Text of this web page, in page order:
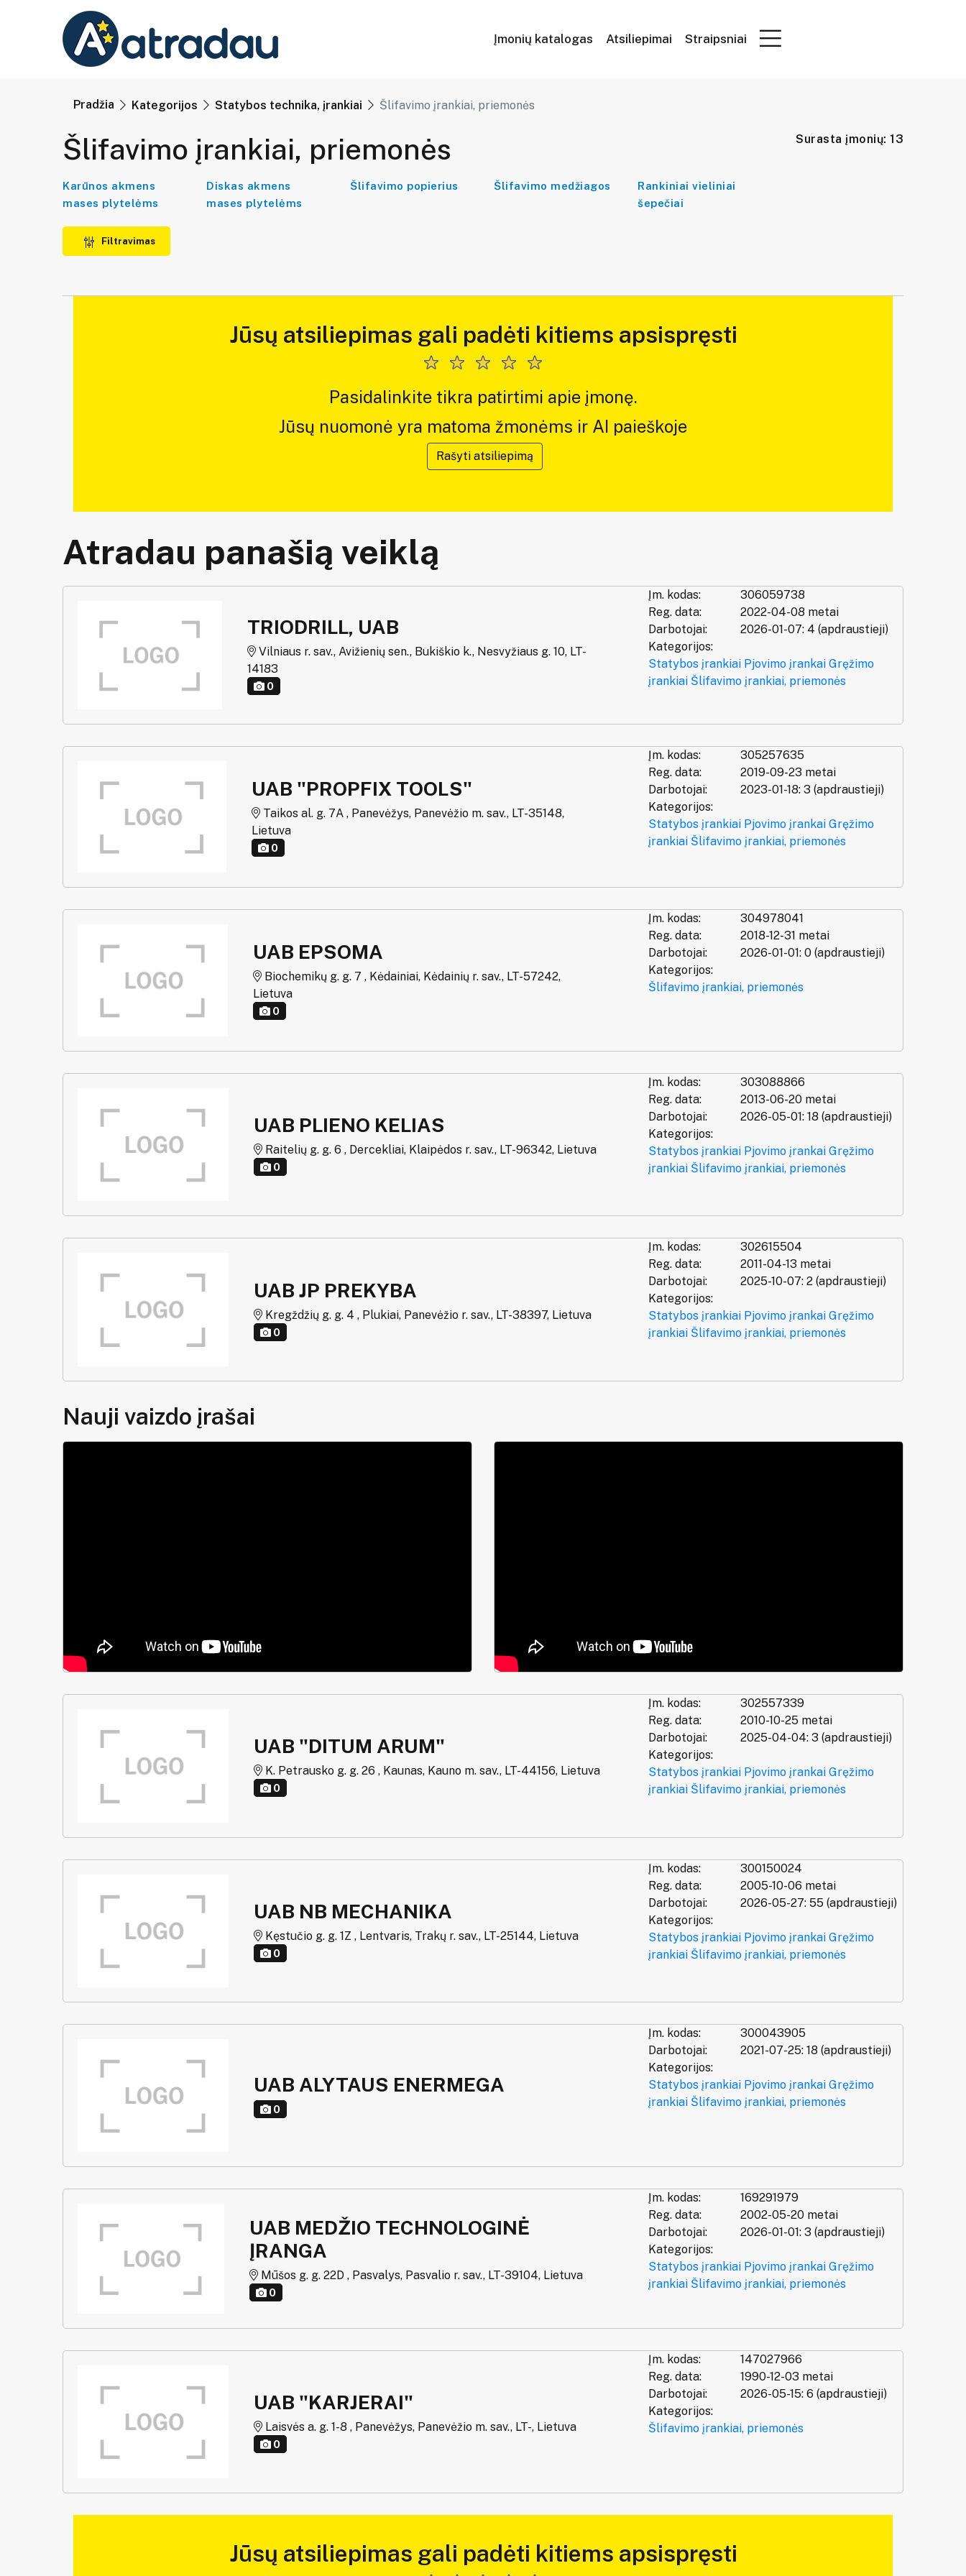
Įmonių katalogas Atsiliepimai Straipsniai
Pradžia Kategorijos Statybos technika, įrankiai Šlifavimo įrankiai, priemonės
Šlifavimo įrankiai, priemonės Surasta įmonių: 13
Karūnos akmens
mases plytelėms
Diskas akmens
mases plytelėms
Šlifavimo popierius Šlifavimo medžiagos
Rankiniai vieliniai
šepečiai
Filtravimas
Jūsų atsiliepimas gali padėti kitiems apsispręsti
Pasidalinkite tikra patirtimi apie įmonę.
Jūsų nuomonė yra matoma žmonėms ir AI paieškoje
Rašyti atsiliepimą
Atradau panašią veiklą
TRIODRILL, UAB
Vilniaus r. sav., Avižienių sen., Bukiškio k., Nesvyžiaus g. 10, LT-
14183
0
Įm. kodas:
306059738
Reg. data:
2022-04-08 metai
Darbotojai:
2026-01-07: 4 (apdraustieji)
Kategorijos:
Statybos įrankiai Pjovimo įrankai Gręžimo
įrankiai Šlifavimo įrankiai, priemonės
UAB "PROPFIX TOOLS"
Taikos al. g. 7A , Panevėžys, Panevėžio m. sav., LT-35148,
Lietuva
0
Įm. kodas:
305257635
Reg. data:
2019-09-23 metai
Darbotojai:
2023-01-18: 3 (apdraustieji)
Kategorijos:
Statybos įrankiai Pjovimo įrankai Gręžimo
įrankiai Šlifavimo įrankiai, priemonės
UAB EPSOMA
Biochemikų g. g. 7 , Kėdainiai, Kėdainių r. sav., LT-57242,
Lietuva
0
Įm. kodas:
304978041
Reg. data:
2018-12-31 metai
Darbotojai:
2026-01-01: 0 (apdraustieji)
Kategorijos:
Šlifavimo įrankiai, priemonės
UAB PLIENO KELIAS
Raitelių g. g. 6 , Dercekliai, Klaipėdos r. sav., LT-96342, Lietuva
0
Įm. kodas:
303088866
Reg. data:
2013-06-20 metai
Darbotojai:
2026-05-01: 18 (apdraustieji)
Kategorijos:
Statybos įrankiai Pjovimo įrankai Gręžimo
įrankiai Šlifavimo įrankiai, priemonės
UAB JP PREKYBA
Kregždžių g. g. 4 , Plukiai, Panevėžio r. sav., LT-38397, Lietuva
0
Įm. kodas:
302615504
Reg. data:
2011-04-13 metai
Darbotojai:
2025-10-07: 2 (apdraustieji)
Kategorijos:
Statybos įrankiai Pjovimo įrankai Gręžimo
įrankiai Šlifavimo įrankiai, priemonės
Nauji vaizdo įrašai
UAB "DITUM ARUM"
K. Petrausko g. g. 26 , Kaunas, Kauno m. sav., LT-44156, Lietuva
0
Įm. kodas:
302557339
Reg. data:
2010-10-25 metai
Darbotojai:
2025-04-04: 3 (apdraustieji)
Kategorijos:
Statybos įrankiai Pjovimo įrankai Gręžimo
įrankiai Šlifavimo įrankiai, priemonės
UAB NB MECHANIKA
Kęstučio g. g. 1Z , Lentvaris, Trakų r. sav., LT-25144, Lietuva
0
Įm. kodas:
300150024
Reg. data:
2005-10-06 metai
Darbotojai:
2026-05-27: 55 (apdraustieji)
Kategorijos:
Statybos įrankiai Pjovimo įrankai Gręžimo
įrankiai Šlifavimo įrankiai, priemonės
UAB ALYTAUS ENERMEGA
0
Įm. kodas:
300043905
Darbotojai:
2021-07-25: 18 (apdraustieji)
Kategorijos:
Statybos įrankiai Pjovimo įrankai Gręžimo
įrankiai Šlifavimo įrankiai, priemonės
UAB MEDŽIO TECHNOLOGINĖ
ĮRANGA
Mūšos g. g. 22D , Pasvalys, Pasvalio r. sav., LT-39104, Lietuva
0
Įm. kodas:
169291979
Reg. data:
2002-05-20 metai
Darbotojai:
2026-01-01: 3 (apdraustieji)
Kategorijos:
Statybos įrankiai Pjovimo įrankai Gręžimo
įrankiai Šlifavimo įrankiai, priemonės
UAB "KARJERAI"
Laisvės a. g. 1-8 , Panevėžys, Panevėžio m. sav., LT-, Lietuva
0
Įm. kodas:
147027966
Reg. data:
1990-12-03 metai
Darbotojai:
2026-05-15: 6 (apdraustieji)
Kategorijos:
Šlifavimo įrankiai, priemonės
Jūsų atsiliepimas gali padėti kitiems apsispręsti